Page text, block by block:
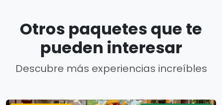
Otros paquetes que te
pueden interesar
Descubre más experiencias increíbles